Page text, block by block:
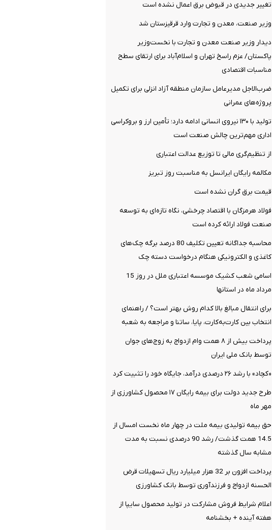
تغییر جدیدی در قبوض برق اعمال نشده است
وزیر صنعت، معدن و تجارت وارد قرقیزستان شد
دیدار وزیر صنعت معدن و تجارت با نخست‌وزیر
پاکستان/ عزم راسخ تهران و اسلام‌آباد برای ارتقای سطح
مناسبات اقتصادی
ضرب‌الاجل مدیرعامل سازمان منطقه آزاد انزلی برای تکمیل
پروژه‌های عمرانی
تولید با ۱۳۰ نیروی انسانی ادامه دارد؛ تأمین ارز و بروکراسی
اداری مهم‌ترین چالش صنعت است
از تنظیم‌گری مالی تا توزیع عدالت اعتباری
مکالمه رایگان ایرانسل به مناسبت روز تبریز
قیمت برق گران نشده است
فولاد هرمزگان با اقتصاد چرخشی، نگاه تازه‌ای به توسعه
صنعت فولاد ارائه کرده است
محاسبه جداگانه تعیین تکلیف 80 درصد برگه چک‌های
کاغذی و الکترونیکی هنگام درخواست دسته چک
اسامی شعب کشیک موسسه اعتباری ملل در روز 15
مرداد ماه در استانها
برای انتقال مبالغ بالا کدام روش بهتر است؟ / راهنمای
انتخاب بین کارت‌به‌کارت، پایا، ساتنا و مراجعه به شعبه
پرداخت بیش از ۸ همت وام ازدواج به زوج‌های جوان
توسط بانک ملی ایران
«کچاد» با رشد ۲۶ درصدی درآمد، جایگاه خود را تثبیت کرد
طرح جدید دولت برای بیمه رایگان ۱۷ محصول کشاورزی از
مهر ماه
حق بیمه تولیدی بیمه ملت در چهار ماه نخست امسال از
14.5 همت گذشت/ رشد 90 درصدی نسبت به مدت
مشابه سال گذشته
پرداخت افزون بر 32 هزار میلیارد ریال تسهیلات قرض
الحسنه ازدواج و فرزندآوری توسط بانک کشاورزی
اعلام شرایط فروش مشارکت در تولید محصول سایپا از
هفته آینده + بخشنامه